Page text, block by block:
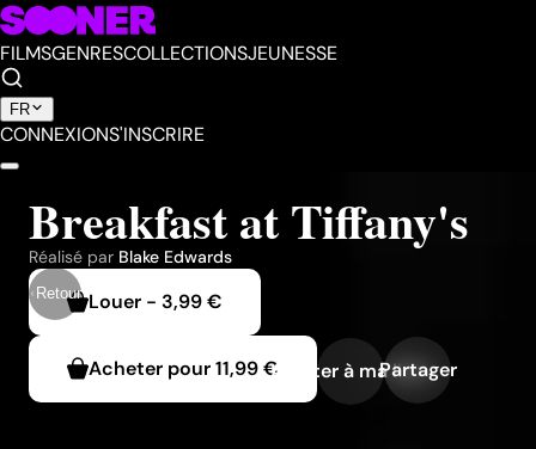
FILMSGENRESCOLLECTIONSJEUNESSE
FR
CONNEXIONS'INSCRIRE
Retour
Breakfast at Tiffany's
Réalisé par Blake Edwards
Louer - 3,99 €
Acheter pour11,99 €Ajouter à ma liste
Partager